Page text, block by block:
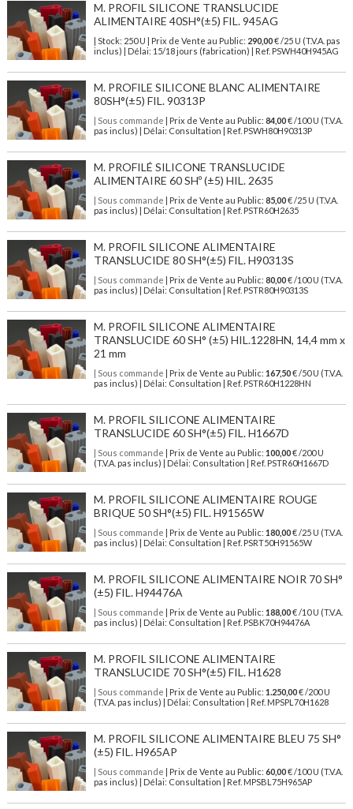
M. PROFIL SILICONE TRANSLUCIDE
ALIMENTAIRE 40SH°(±5) FIL. 945AG
| Stock: 250 U | Prix de Vente au Public: 290,00€/25 U (T.V.A. pas
inclus)
| Délai: 15/18 jours (fabrication) | Ref. PSWH40H945AG
M. PROFILE SILICONE BLANC ALIMENTAIRE
80SH°(±5) FIL. 90313P
| Sous commande | Prix de Vente au Public: 84,00€ /100 U (T.V.A.
pas inclus) | Délai: Consultation | Ref. PSWH80H90313P
M. PROFILÉ SILICONE TRANSLUCIDE
ALIMENTAIRE 60 SHº (±5) HIL. 2635
| Sous commande | Prix de Vente au Public: 85,00€ /25 U (T.V.A.
pas inclus) | Délai: Consultation | Ref. PSTR60H2635
M. PROFIL SILICONE ALIMENTAIRE
TRANSLUCIDE 80 SH°(±5) FIL. H90313S
| Sous commande | Prix de Vente au Public: 80,00€ /100 U (T.V.A.
pas inclus) | Délai: Consultation | Ref. PSTR80H90313S
M. PROFIL SILICONE ALIMENTAIRE
TRANSLUCIDE 60 SH° (±5) HIL.1228HN, 14,4 mm x
21 mm
| Sous commande | Prix de Vente au Public: 167,50€ /50 U (T.V.A.
pas inclus) | Délai: Consultation | Ref. PSTR60H1228HN
M. PROFIL SILICONE ALIMENTAIRE
TRANSLUCIDE 60 SH°(±5) FIL. H1667D
| Sous commande | Prix de Vente au Public: 100,00€ /200 U
(T.V.A. pas inclus) | Délai: Consultation | Ref. PSTR60H1667D
M. PROFIL SILICONE ALIMENTAIRE ROUGE
BRIQUE 50 SH°(±5) FIL. H91565W
| Sous commande | Prix de Vente au Public: 180,00€ /25 U (T.V.A.
pas inclus) | Délai: Consultation | Ref. PSRT50H91565W
M. PROFIL SILICONE ALIMENTAIRE NOIR 70 SH°
(±5) FIL. H94476A
| Sous commande | Prix de Vente au Public: 188,00€ /10 U (T.V.A.
pas inclus) | Délai: Consultation | Ref. PSBK70H94476A
M. PROFIL SILICONE ALIMENTAIRE
TRANSLUCIDE 70 SH°(±5) FIL. H1628
| Sous commande | Prix de Vente au Public: 1.250,00€ /200 U
(T.V.A. pas inclus) | Délai: Consultation | Ref. MPSPL70H1628
M. PROFIL SILICONE ALIMENTAIRE BLEU 75 SH°
(±5) FIL. H965AP
| Sous commande | Prix de Vente au Public: 60,00€ /100 U (T.V.A.
pas inclus) | Délai: Consultation | Ref. MPSBL75H965AP